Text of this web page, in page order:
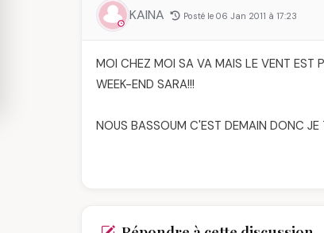
KAINA Posté le 06 Jan 2011 à 17:23
MOI CHEZ MOI SA VA MAIS LE VENT EST
WEEK-END SARA!!!
NOUS BASSOUM C'EST DEMAIN DONC JE